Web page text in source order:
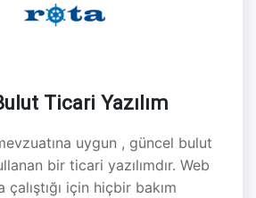
Ticari Yazılım
uygun , güncel bulut
bir ticari yazılımdır. Web
çalıştığı için hiçbir bakım